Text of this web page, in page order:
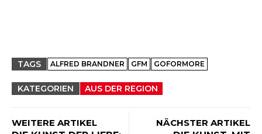
TAGS ALFRED BRANDNER GFM GOFORMORE
KATEGORIEN AUS DER REGION
WEITERE ARTIKEL
NÄCHSTER ARTIKEL